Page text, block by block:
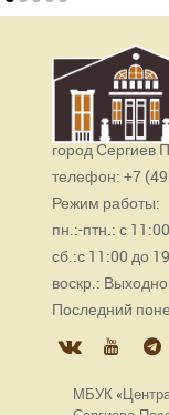
город Сергиев
телефон: +7
Режим работы:
пн.:-птн.: с
сб.:с 11:00 до
воскр.:
Последний
МБУК